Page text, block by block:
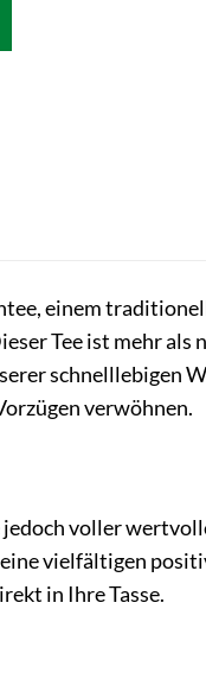
einem
Tee ist mehr als
schnelllebigen
verwöhnen.
jedoch voller
vielfältigen
in Ihre Tasse.